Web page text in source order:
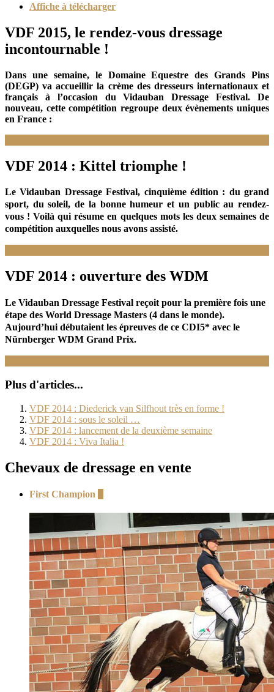
Affiche à télécharger
VDF 2015, le rendez-vous dressage
incontournable !
Dans une semaine, le Domaine Equestre des Grands Pins
(DEGP) va accueillir la crème des dresseurs internationaux et
français à l’occasion du Vidauban Dressage Festival. De
nouveau, cette compétition regroupe deux évènements uniques
en France :
VDF 2014 : Kittel triomphe !
Le Vidauban Dressage Festival, cinquième édition : du grand
sport, du soleil, de la bonne humeur et un public au rendez-
vous ! Voilà qui résume en quelques mots les deux semaines de
compétition auxquelles nous avons assisté.
VDF 2014 : ouverture des WDM
Le Vidauban Dressage Festival reçoit pour la première fois une
étape des World Dressage Masters (4 dans le monde).
Aujourd’hui débutaient les épreuves de ce CDI5* avec le
Nürnberger WDM Grand Prix.
Plus d'articles...
VDF 2014 : Diederick van Silfhout très en forme !
VDF 2014 : sous le soleil …
VDF 2014 : lancement de la deuxième semaine
VDF 2014 : Viva Italia !
Chevaux de dressage en vente
First Champion